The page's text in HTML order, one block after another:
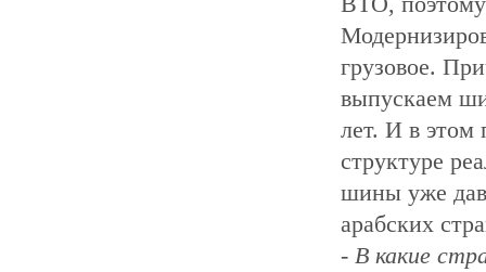
грузовое.
выпускаем
лет. И в этом
структуре
шины уже
арабских
- В какие